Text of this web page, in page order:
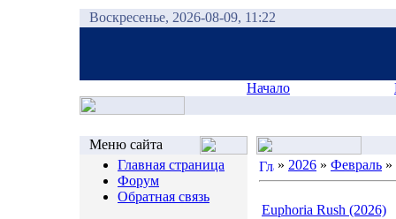
Воскресенье, 2026-08-09, 11:22
Начало
Меню сайта
Главная страница
Форум
Обратная связь
» 2026 » Февраль »
Euphoria Rush (2026)